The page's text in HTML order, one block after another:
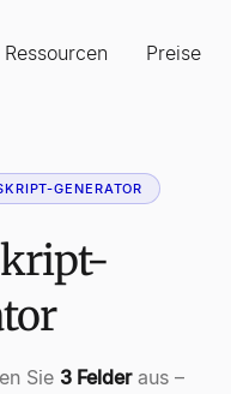
Ressourcen Preise
GENERATOR
Sie 3 Felderaus –